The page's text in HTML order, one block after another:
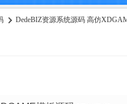
› DedeBIZ资源系统源码 高仿